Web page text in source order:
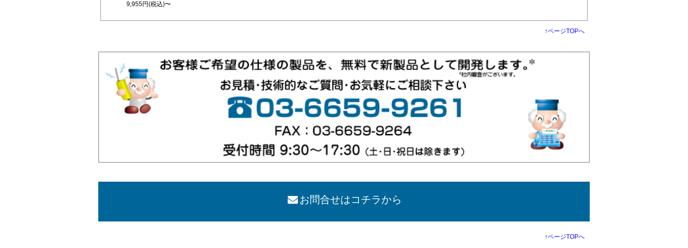
9,955円(税込)〜
↑ページTOPへ
お問合せはコチラから
↑ページTOPへ